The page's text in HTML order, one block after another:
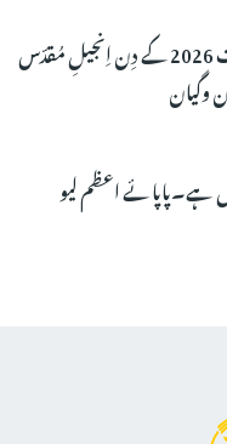
آج مورخہ 6 اگست 2026 کے دِن اِنجیلِ مُقدّس
وگیان
ہے۔پاپائے اعظم لیو